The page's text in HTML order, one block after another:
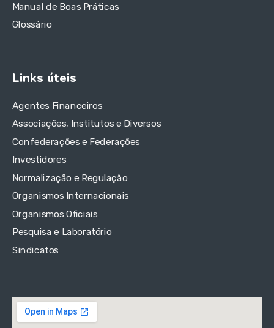
Manual de Boas Práticas
Glossário
Links úteis
Agentes Financeiros
Associações, Institutos e Diversos
Confederações e Federações
Investidores
Normalização e Regulação
Organismos Internacionais
Organismos Oficiais
Pesquisa e Laboratório
Sindicatos